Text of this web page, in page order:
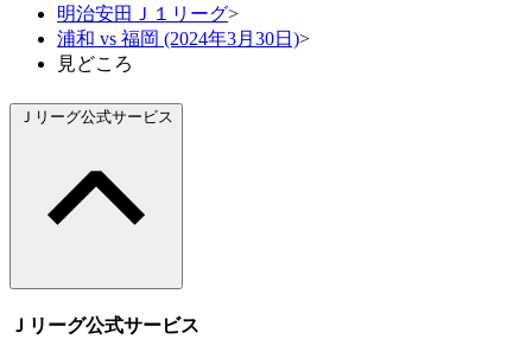
明治安田Ｊ１リーグ>
浦和 vs 福岡 (2024年3月30日)>
見どころ
Ｊリーグ公式サービス
Ｊリーグ公式サービス